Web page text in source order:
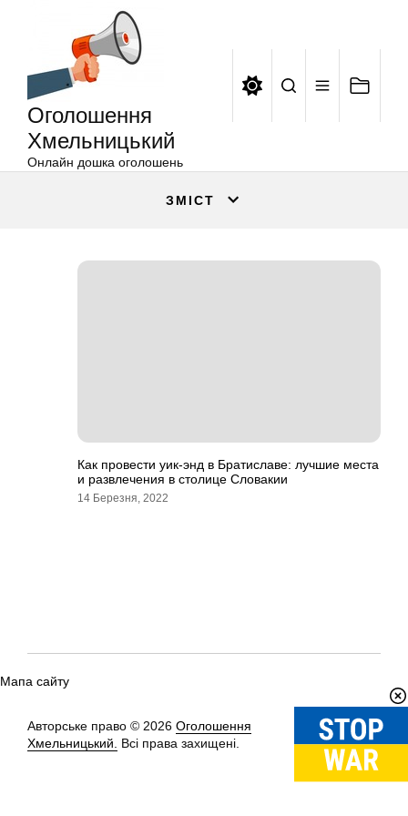
Оголошення
Хмельницький
Онлайн дошка оголошень
ЗМІСТ
Как провести уик-энд в Братиславе: лучшие места
и развлечения в столице Словакии
14 Березня, 2022
Мапа сайту
Авторське право © 2026 Оголошення
Хмельницький.
Всі права захищені.
Вгору↑